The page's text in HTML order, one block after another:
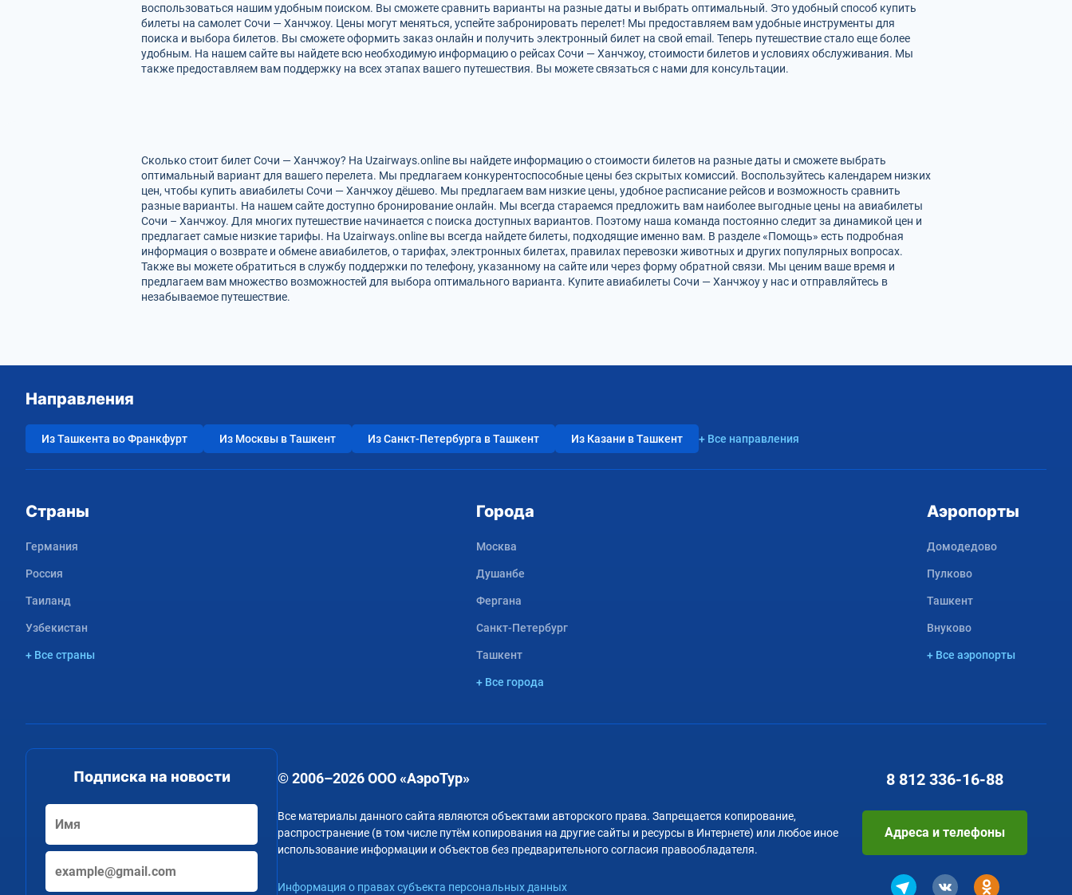
воспользоваться нашим удобным поиском. Вы сможете сравнить варианты на разные даты и выбрать оптимальный. Это удобный способ купить
билеты на самолет Сочи — Ханчжоу. Цены могут меняться, успейте забронировать перелет! Мы предоставляем вам удобные инструменты для
поиска и выбора билетов. Вы сможете оформить заказ онлайн и получить электронный билет на свой email. Теперь путешествие стало еще более
удобным. На нашем сайте вы найдете всю необходимую информацию о рейсах Сочи — Ханчжоу, стоимости билетов и условиях обслуживания. Мы
также предоставляем вам поддержку на всех этапах вашего путешествия. Вы можете связаться с нами для консультации.
Сколько стоит билет Сочи — Ханчжоу? На Uzairways.online вы найдете информацию о стоимости билетов на разные даты и сможете выбрать
оптимальный вариант для вашего перелета. Мы предлагаем конкурентоспособные цены без скрытых комиссий. Воспользуйтесь календарем низких
цен, чтобы купить авиабилеты Сочи — Ханчжоу дёшево. Мы предлагаем вам низкие цены, удобное расписание рейсов и возможность сравнить
разные варианты. На нашем сайте доступно бронирование онлайн. Мы всегда стараемся предложить вам наиболее выгодные цены на авиабилеты
Сочи – Ханчжоу. Для многих путешествие начинается с поиска доступных вариантов. Поэтому наша команда постоянно следит за динамикой цен и
предлагает самые низкие тарифы. На Uzairways.online вы всегда найдете билеты, подходящие именно вам. В разделе «Помощь» есть подробная
информация о возврате и обмене авиабилетов, о тарифах, электронных билетах, правилах перевозки животных и других популярных вопросах.
Также вы можете обратиться в службу поддержки по телефону, указанному на сайте или через форму обратной связи. Мы ценим ваше время и
предлагаем вам множество возможностей для выбора оптимального варианта. Купите авиабилеты Сочи — Ханчжоу у нас и отправляйтесь в
незабываемое путешествие.
Направления
Из Ташкента во Франкфурт Из Москвы в Ташкент Из Санкт-Петербурга в Ташкент Из Казани в Ташкент + Все направления
Страны
Германия
Россия
Таиланд
Узбекистан
+ Все страны
Города
Москва
Душанбе
Фергана
Санкт-Петербург
Ташкент
+ Все города
Аэропорты
Домодедово
Пулково
Ташкент
Внуково
+ Все аэропорты
Подписка на новости © 2006–2026 ООО «АэроТур»
Все материалы данного сайта являются объектами авторского права. Запрещается копирование,
распространение (в том числе путём копирования на другие сайты и ресурсы в Интернете) или любое иное
использование информации и объектов без предварительного согласия правообладателя.
Информация о правах субъекта персональных данных
8 812 336-16-88
Адреса и телефоны